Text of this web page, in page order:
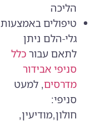
הליכה
טיפולים באמצעות
גלי-הלם ניתן
לתאם עבור כלל
סניפי אבידור
מדרסים, למעט
סניפי:
חולון,מודיעין,